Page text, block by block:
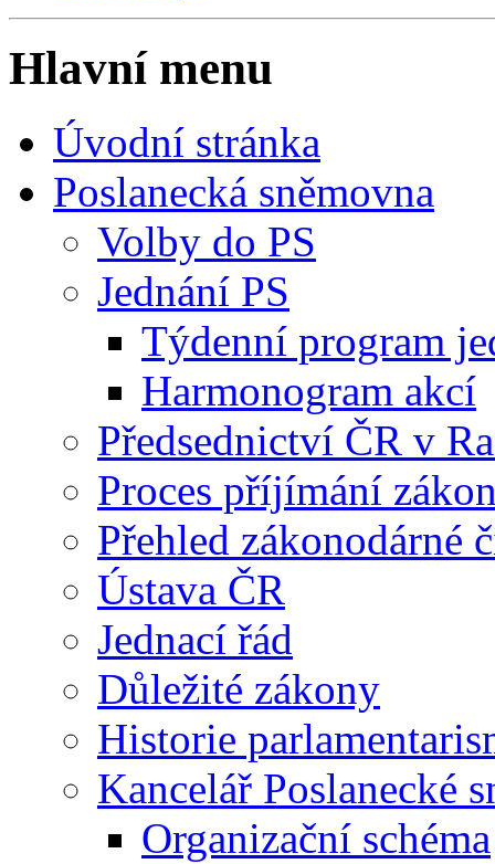
Hlavní menu
Úvodní stránka
Poslanecká sněmovna
Volby do PS
Jednání PS
Týdenní program
Harmonogram akcí
Předsednictví ČR v
Proces příjímání
Přehled zákonodárné
Ústava ČR
Jednací řád
Důležité zákony
Historie
Kancelář Poslanecké
Organizační schéma